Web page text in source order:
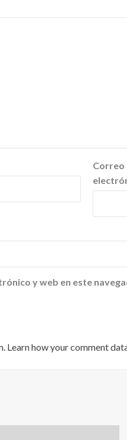
Correo
y web en este
Learn how your comment